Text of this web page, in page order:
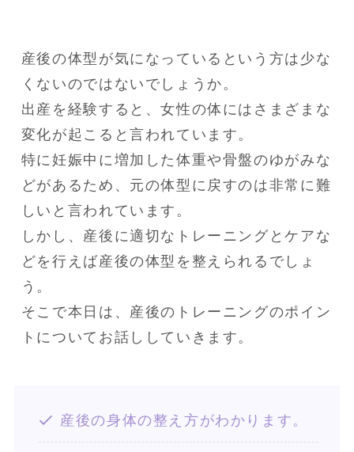
産後の体型が気になっているという方は少な
くないのではないでしょうか。
出産を経験すると、女性の体にはさまざまな
変化が起こると言われています。
特に妊娠中に増加した体重や骨盤のゆがみな
どがあるため、元の体型に戻すのは非常に難
しいと言われています。
しかし、産後に適切なトレーニングとケアな
どを行えば産後の体型を整えられるでしょ
う。
そこで本日は、産後のトレーニングのポイン
トについてお話ししていきます。
産後の身体の整え方がわかります。